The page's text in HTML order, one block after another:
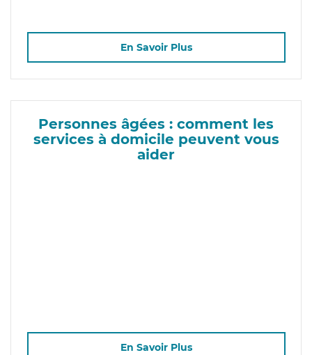
En Savoir Plus
Personnes âgées : comment les
services à domicile peuvent vous
aider
En Savoir Plus